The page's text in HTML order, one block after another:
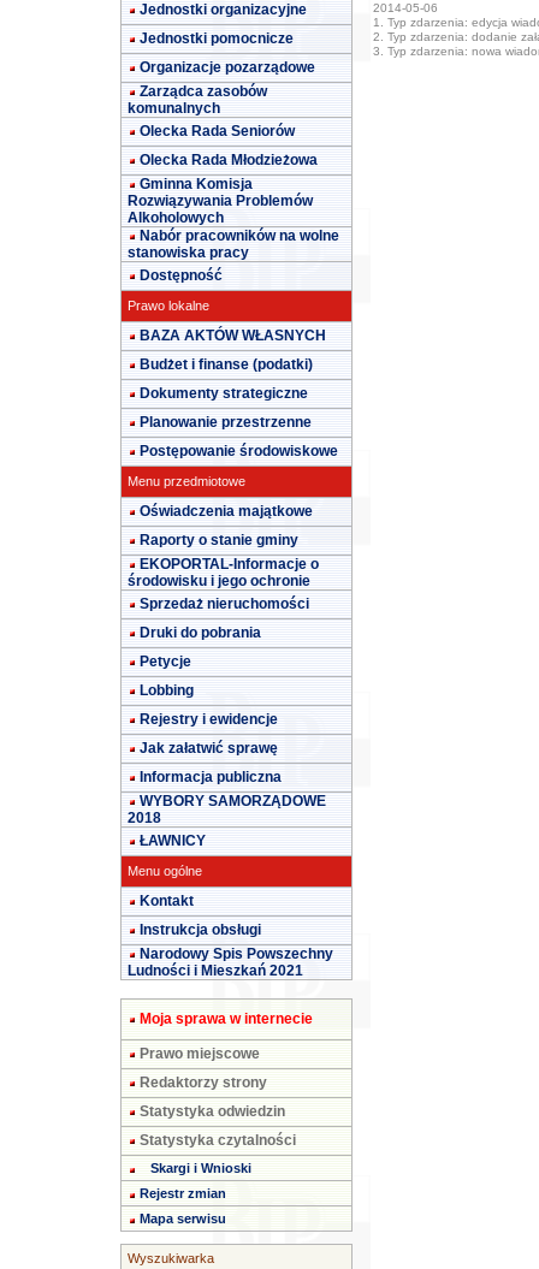
Jednostki organizacyjne
Jednostki pomocnicze
Organizacje pozarządowe
Zarządca zasobów
komunalnych
Olecka Rada Seniorów
Olecka Rada Młodzieżowa
Gminna Komisja
Rozwiązywania Problemów
Alkoholowych
Nabór pracowników na wolne
stanowiska pracy
Dostępność
Prawo lokalne
BAZA AKTÓW WŁASNYCH
Budżet i finanse (podatki)
Dokumenty strategiczne
Planowanie przestrzenne
Postępowanie środowiskowe
Menu przedmiotowe
Oświadczenia majątkowe
Raporty o stanie gminy
EKOPORTAL-Informacje o
środowisku i jego ochronie
Sprzedaż nieruchomości
Druki do pobrania
Petycje
Lobbing
Rejestry i ewidencje
Jak załatwić sprawę
Informacja publiczna
WYBORY SAMORZĄDOWE
2018
ŁAWNICY
Menu ogólne
Kontakt
Instrukcja obsługi
Narodowy Spis Powszechny
Ludności i Mieszkań 2021
Moja sprawa w internecie
Prawo miejscowe
Redaktorzy strony
Statystyka odwiedzin
Statystyka czytalności
Skargi i Wnioski
Rejestr zmian
Mapa serwisu
Wyszukiwarka
2014-05-06
1. Typ zdarzenia: edycja
2. Typ zdarzenia: dodanie
3. Typ zdarzenia: nowa